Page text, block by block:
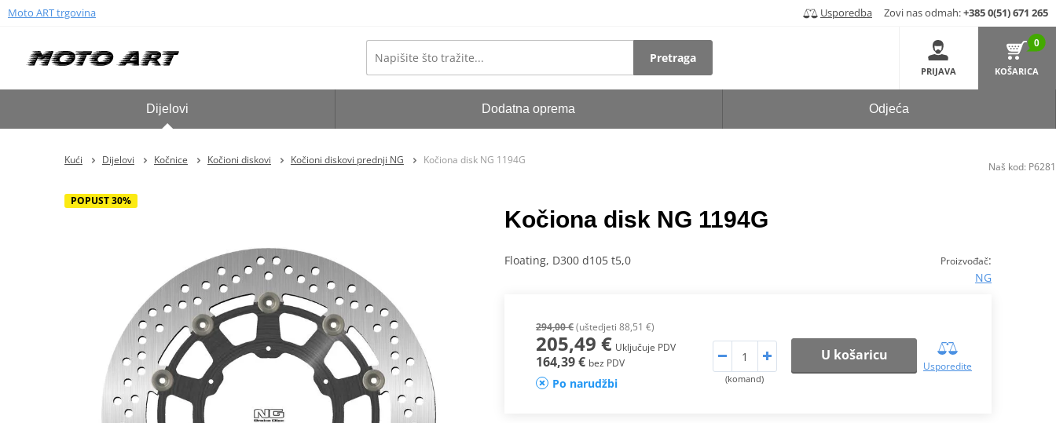
Moto ART trgovina Usporedba Zovi nas odmah:+385 0(51) 671 265
Pretraga
PRIJAVA
0
KOŠARICA
Dijelovi Dodatna oprema Odjeća
Kući Dijelovi Kočnice Kočioni diskovi Kočioni diskovi prednji NG Kočiona disk NG 1194G
POPUST 30%
Kočiona disk NG 1194G
Proizvođač:
NG
Floating, D300 d105 t5,0
294,00 €(uštedjeti 88,51 €)
205,49 € Uključuje PDV
164,39 € bez PDV
Po narudžbi (komand)
U košaricu
Usporedite
Naš kod: P6281